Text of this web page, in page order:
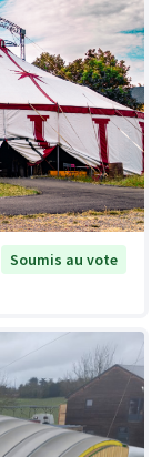
Soumis au vote